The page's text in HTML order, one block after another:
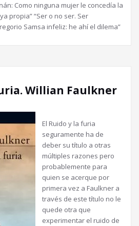
Como ninguna mujer le concedía la
propia” “Ser o no ser. Ser
Samsa infeliz: he ahí el dilema”
Willian Faulkner
El Ruido y la furia
seguramente ha de
deber su título a otras
múltiples razones pero
probablemente para
quien se acerque por
primera vez a Faulkner a
través de este título no le
quede otra que
experimentar el ruido de